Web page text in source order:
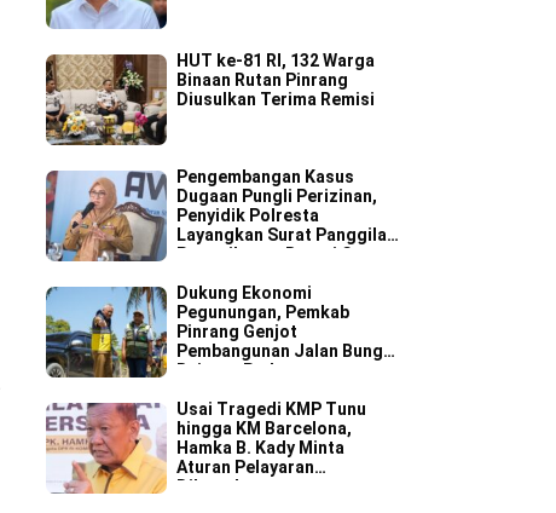
HUT ke-81 RI, 132 Warga
Binaan Rutan Pinrang
Diusulkan Terima Remisi
Pengembangan Kasus
Dugaan Pungli Perizinan,
Penyidik Polresta
Layangkan Surat Panggilan
Pemeriksaan Bupati Gowa
Dukung Ekonomi
Pegunungan, Pemkab
Pinrang Genjot
Pembangunan Jalan Bungi–
Rajang–Padang
Usai Tragedi KMP Tunu
hingga KM Barcelona,
Hamka B. Kady Minta
Aturan Pelayaran
Dibongkar